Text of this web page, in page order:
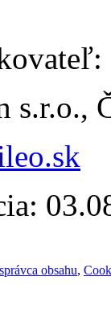
s.r.o.,
obsahu,